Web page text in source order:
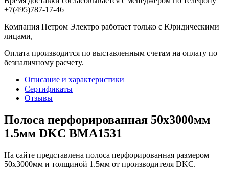
+7(495)787-17-46
Компания Петром Электро работает только с Юридическими
лицами,
Оплата производится по выставленным счетам на оплату по
безналичному расчету.
Описание и характеристики
Сертификаты
Отзывы
Полоса перфорированная 50х3000мм
1.5мм DKC BMA1531
На сайте представлена полоса перфорированная размером
50х3000мм и толщиной 1.5мм от производителя DKC.